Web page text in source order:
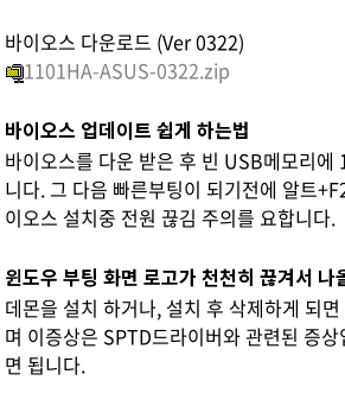
바이오스 다운로드 (Ver 0322)
1101HA-ASUS-0322.zip
바이오스 업데이트 쉽게 하는법
바이오스를 다운 받은 후 빈 USB메모리
니다. 그 다음 빠른부팅이 되기전에 알트
이오스 설치중 전원 끊김 주의를 요합니다.
윈도우 부팅 화면 로고가 천천히 끊겨서 나
데몬을 설치 하거나, 설치 후 삭제하게 되
며 이증상은 SPTD드라이버와 관련된 증
면 됩니다.